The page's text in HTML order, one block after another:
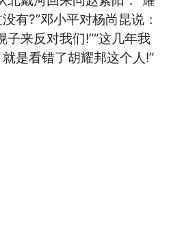
有?”邓小平对杨尚昆说：
子来反对我们!”“这几年我
是看错了胡耀邦这个人!”